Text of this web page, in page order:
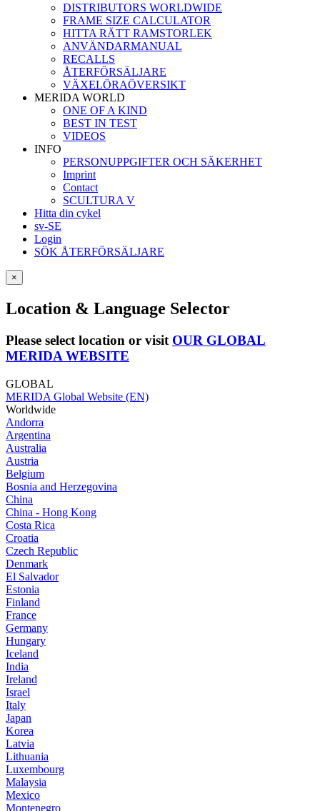
DISTRIBUTORS WORLDWIDE
FRAME SIZE CALCULATOR
HITTA RÄTT RAMSTORLEK
ANVÄNDARMANUAL
RECALLS
ÅTERFÖRSÄLJARE
VÄXELÖRAÖVERSIKT
MERIDA WORLD
ONE OF A KIND
BEST IN TEST
VIDEOS
INFO
PERSONUPPGIFTER OCH SÄKERHET
Imprint
Contact
SCULTURA V
Hitta din cykel
sv-SE
Login
SÖK ÅTERFÖRSÄLJARE
×
Location & Language Selector
Please select location or visit OUR GLOBAL
MERIDA WEBSITE
GLOBAL
MERIDA Global Website (EN)
Worldwide
Andorra
Argentina
Australia
Austria
Belgium
Bosnia and Herzegovina
China
China - Hong Kong
Costa Rica
Croatia
Czech Republic
Denmark
El Salvador
Estonia
Finland
France
Germany
Hungary
Iceland
India
Ireland
Israel
Italy
Japan
Korea
Latvia
Lithuania
Luxembourg
Malaysia
Mexico
Montenegro